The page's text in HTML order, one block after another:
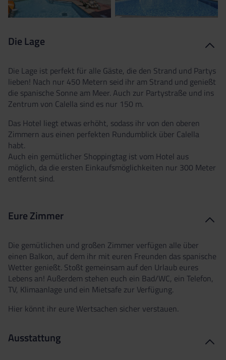
Die Lage
Die Lage ist perfekt für alle Gäste, die den Strand und Partys
lieben! Nach nur 450 Metern seid ihr am Strand und genießt
die spanische Sonne am Meer. Auch zur Partystraße und ins
Zentrum von Calella sind es nur 150 m.
Das Hotel liegt etwas erhöht, sodass ihr von den oberen
Zimmern aus einen perfekten Rundumblick über Calella
habt.
Auch ein gemütlicher Shoppingtag ist vom Hotel aus
möglich, da die ersten Einkaufsmöglichkeiten nur 300 Meter
entfernt sind.
Eure Zimmer
Die gemütlichen und großen Zimmer verfügen alle über
einen Balkon, auf dem ihr mit euren Freunden das spanische
Wetter genießt. Stoßt gemeinsam auf den Urlaub eures
Lebens an! Außerdem stehen euch ein Bad/WC, ein Telefon,
TV, Klimaanlage und ein Mietsafe zur Verfügung.
Hier könnt ihr eure Wertsachen sicher verstauen.
Ausstattung